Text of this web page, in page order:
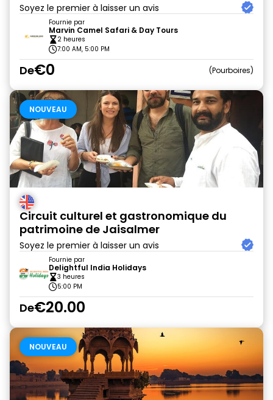
Soyez le premier à laisser un avis
Fournie par
Marvin Camel Safari & Day Tours
2 heures
7:00 AM, 5:00 PM
De€0 Pourboires
NOUVEAU
Circuit culturel et gastronomique du
patrimoine de Jaisalmer
Soyez le premier à laisser un avis
Fournie par
Delightful India Holidays
3 heures
5:00 PM
De€20.00
NOUVEAU